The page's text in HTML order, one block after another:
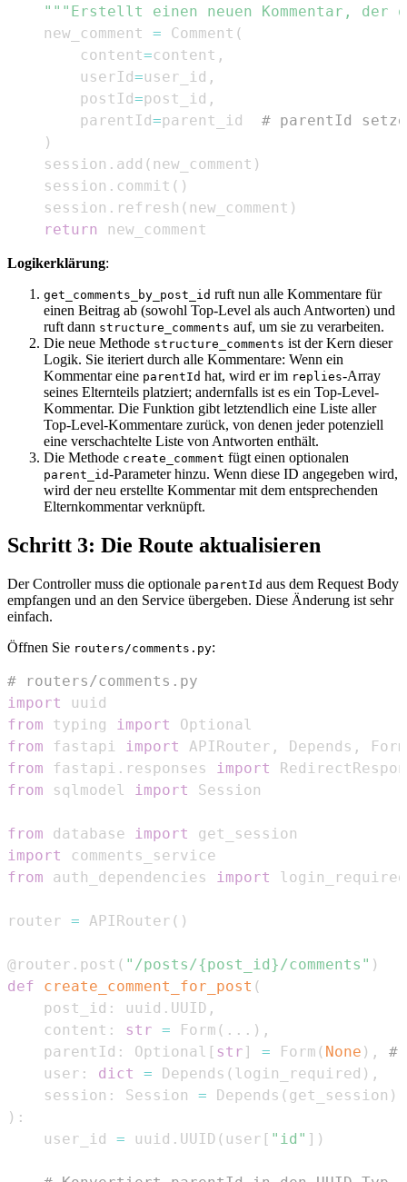
"""Erstellt einen neuen Kommentar,
    new_comment
= Comment (
        content
=content ,
        userId
=user_id ,
        postId
=post_id ,
        parentId
=parent_id # parentId
)
    session
. add ( new_comment )
    session
. commit ( )
    session
. refresh ( new_comment )
return
new_comment
Logikerklärung:
get_comments_by_post_id ruft nun alle Kommentare für
einen Beitrag ab (sowohl Top-Level als auch Antworten) und
ruft dann structure_comments auf, um sie zu verarbeiten.
Die neue Methode structure_comments ist der Kern dieser
Logik. Sie iteriert durch alle Kommentare: Wenn ein
Kommentar eine parentId hat, wird er im replies-Array
seines Elternteils platziert; andernfalls ist es ein Top-Level-
Kommentar. Die Funktion gibt letztendlich eine Liste aller
Top-Level-Kommentare zurück, von denen jeder potenziell
eine verschachtelte Liste von Antworten enthält.
Die Methode create_comment fügt einen optionalen
parent_id-Parameter hinzu. Wenn diese ID angegeben wird,
wird der neu erstellte Kommentar mit dem entsprechenden
Elternkommentar verknüpft.
Schritt 3: Die Route aktualisieren
Der Controller muss die optionale parentId aus dem Request Body
empfangen und an den Service übergeben. Diese Änderung ist sehr
einfach.
Öffnen Sie routers/comments.py:
# routers/comments.py
import
from typing import
from fastapi import APIRouter , Depends ,
from fastapi . responses import
from sqlmodel import
from database import
import
from auth_dependencies import
router = APIRouter ( )
@router . post ( "/posts/{post_id}/comments" )
def
create_comment_for_post (
    post_id
: uuid . UUID ,
    content
: str = Form ( . . . ) ,
    parentId
: Optional [ str ] = Form ( None ) ,
#
    user
: dict = Depends ( login_required ) ,
    session
: Session = Depends ( get_session )
) :
    user_id
= uuid . UUID ( user [ "id" ] )